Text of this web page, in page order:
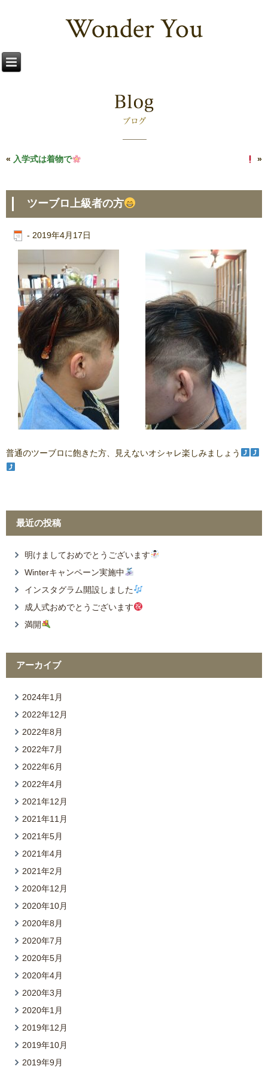
« 入学式は着物で »
ツーブロ上級者の方
- 2019年4月17日
普通のツーブロに飽きた方、見えないオシャレ楽しみましょう
最近の投稿
明けましておめでとうございます
Winterキャンペーン実施中
インスタグラム開設しました
成人式おめでとうございます
満開
アーカイブ
2024年1月
2022年12月
2022年8月
2022年7月
2022年6月
2022年4月
2021年12月
2021年11月
2021年5月
2021年4月
2021年2月
2020年12月
2020年10月
2020年8月
2020年7月
2020年5月
2020年4月
2020年3月
2020年1月
2019年12月
2019年10月
2019年9月